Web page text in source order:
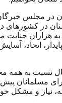
در مجلس
در کشورهای
جنایت
اتحاد،
نسبت به همه
مسلمانان پیش
نیاز و مشکل